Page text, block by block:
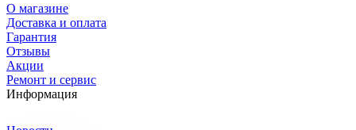
О магазине
Доставка и оплата
Гарантия
Отзывы
Акции
Ремонт и сервис
Информация